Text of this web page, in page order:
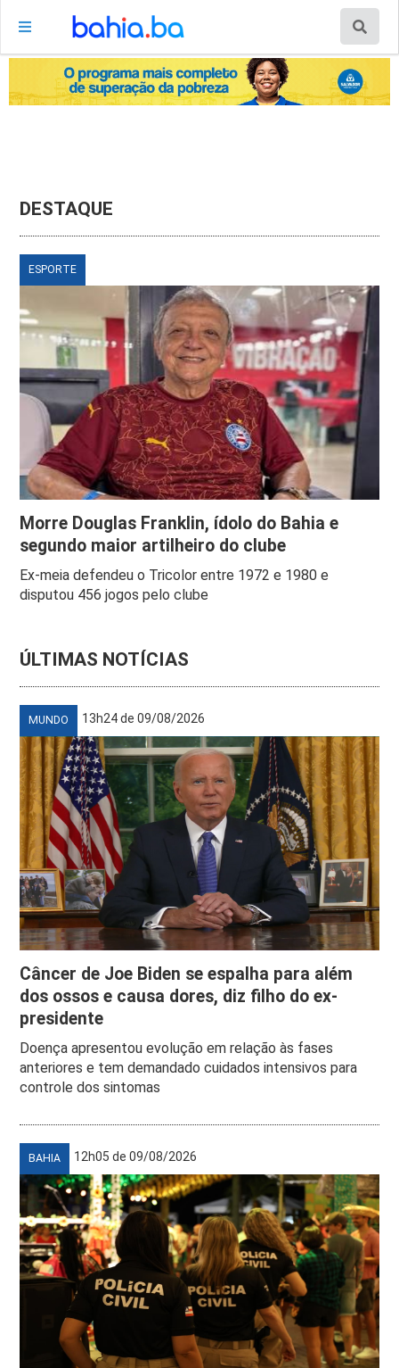
DESTAQUE
ESPORTE
Morre Douglas Franklin, ídolo do Bahia e
segundo maior artilheiro do clube
Ex-meia defendeu o Tricolor entre 1972 e 1980 e
disputou 456 jogos pelo clube
ÚLTIMAS NOTÍCIAS
MUNDO 13h24 de 09/08/2026
Câncer de Joe Biden se espalha para além
dos ossos e causa dores, diz filho do ex-
presidente
Doença apresentou evolução em relação às fases
anteriores e tem demandado cuidados intensivos para
controle dos sintomas
BAHIA 12h05 de 09/08/2026